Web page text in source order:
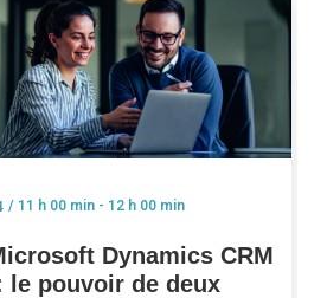
/ 11 h 00 min - 12 h 00 min
Dynamics CRM
le pouvoir de deux